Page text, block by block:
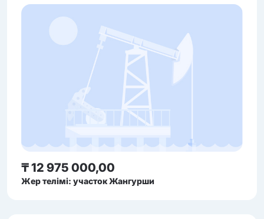
₸ 12 975 000,00
Жер телімі: участок Жангурши